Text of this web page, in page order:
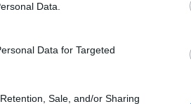
Data.
Data for Targeted
Sale, and/or Sharing
tartozik, melynek olvasása